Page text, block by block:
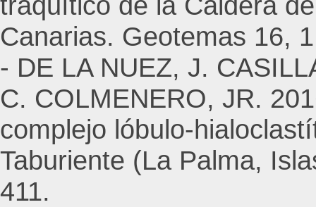
Canarias. Geotemas 16,
- DE LA NUEZ, J.
C. COLMENERO, JR.
complejo lóbulo-
Taburiente (La Palma,
411.